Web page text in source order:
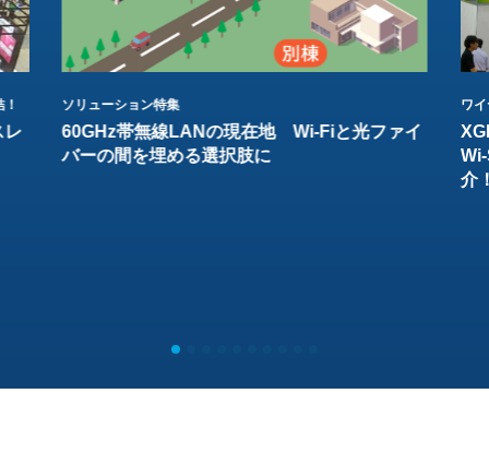
レ
ソリューション特集
60GHz帯無線LANの現在地 Wi-Fiと光ファイ
バーの間を埋める選択肢に
ワ
介